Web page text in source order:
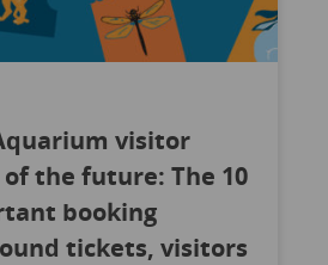
visitor
the future: The 10
booking
tickets, visitors